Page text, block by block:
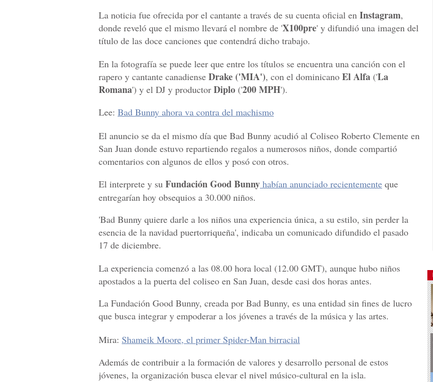
La noticia fue ofrecida por el cantante a través de su cuenta oficial en Instagram,
donde reveló que el mismo llevará el nombre de 'X100pre' y difundió una imagen del
título de las doce canciones que contendrá dicho trabajo.
En la fotografía se puede leer que entre los títulos se encuentra una canción con el
rapero y cantante canadiense Drake ('MIA'), con el dominicano El Alfa ('La
Romana') y el DJ y productor Diplo ('200 MPH').
Lee: Bad Bunny ahora va contra del machismo
El anuncio se da el mismo día que Bad Bunny acudió al Coliseo Roberto Clemente en
San Juan donde estuvo repartiendo regalos a numerosos niños, donde compartió
comentarios con algunos de ellos y posó con otros.
El interprete y su Fundación Good Bunny habían anunciado recientemente que
entregarían hoy obsequios a 30.000 niños.
'Bad Bunny quiere darle a los niños una experiencia única, a su estilo, sin perder la
esencia de la navidad puertorriqueña', indicaba un comunicado difundido el pasado
17 de diciembre.
La experiencia comenzó a las 08.00 hora local (12.00 GMT), aunque hubo niños
apostados a la puerta del coliseo en San Juan, desde casi dos horas antes.
La Fundación Good Bunny, creada por Bad Bunny, es una entidad sin fines de lucro
que busca integrar y empoderar a los jóvenes a través de la música y las artes.
Mira: Shameik Moore, el primer Spider-Man birracial
Además de contribuir a la formación de valores y desarrollo personal de estos
jóvenes, la organización busca elevar el nivel músico-cultural en la isla.